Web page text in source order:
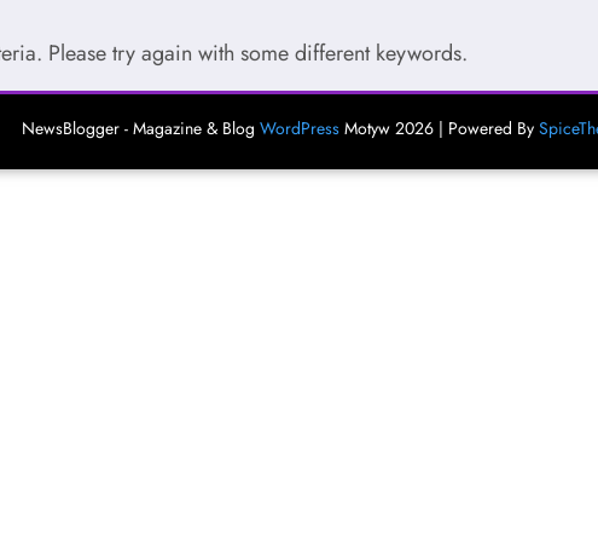
Please try again with some different keywords.
NewsBlogger - Magazine & Blog WordPress Motyw 2026 | Powered By